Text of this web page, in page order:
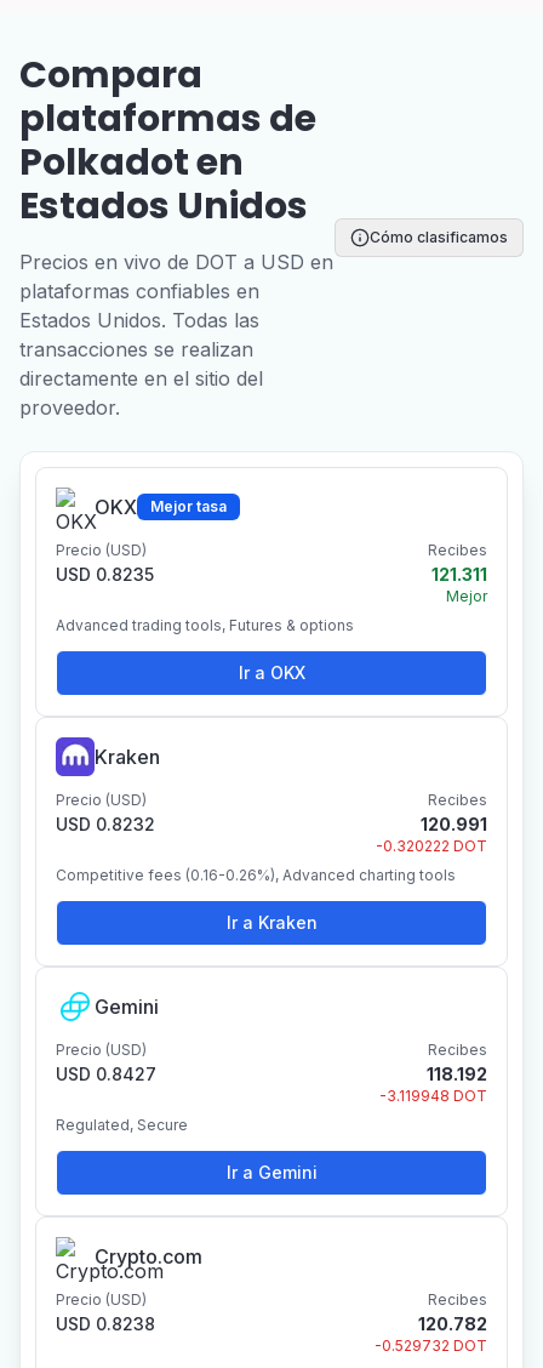
Compara
plataformas de
Polkadot en
Estados Unidos
Precios en vivo de DOT a USD en
plataformas confiables en
Estados Unidos. Todas las
transacciones se realizan
directamente en el sitio del
proveedor.
Cómo clasificamos
OKX Mejor tasa
Precio (USD)
USD 0.8235
Recibes
121.311
Mejor
Advanced trading tools, Futures & options
Ir a OKX
Kraken
Precio (USD)
USD 0.8232
Recibes
120.991
-0.320222 DOT
Competitive fees (0.16-0.26%), Advanced charting tools
Ir a Kraken
Gemini
Precio (USD)
USD 0.8427
Recibes
118.192
-3.119948 DOT
Regulated, Secure
Ir a Gemini
Crypto.com
Precio (USD)
USD 0.8238
Recibes
120.782
-0.529732 DOT